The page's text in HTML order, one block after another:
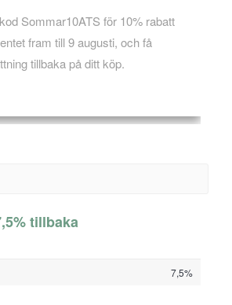
Sommar10ATS för 10% rabatt
fram till 9 augusti, och få
tillbaka på ditt köp.
tillbaka
7,5%